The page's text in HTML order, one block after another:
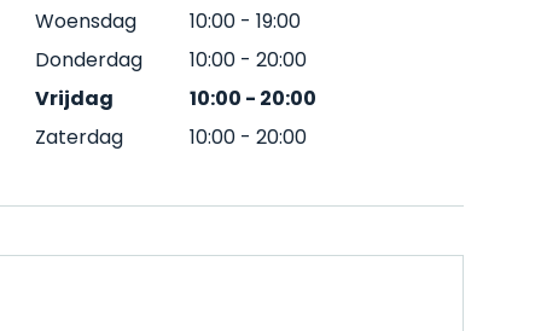
Woensdag
10:00 - 19:00
Donderdag
10:00 - 20:00
Vrijdag
10:00 - 20:00
Zaterdag
10:00 - 20:00